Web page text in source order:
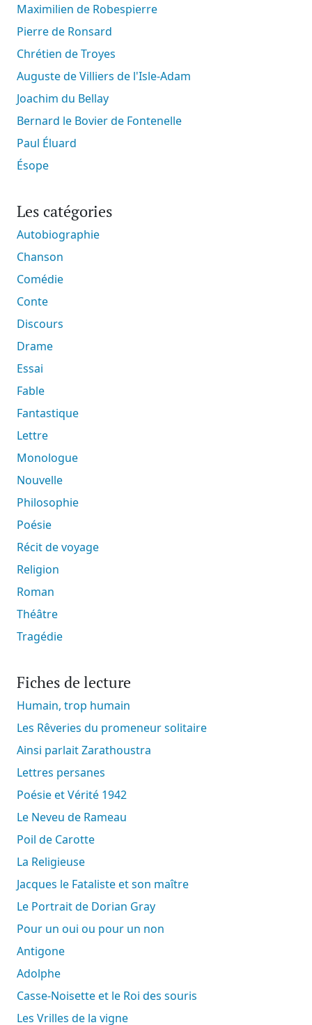
Maximilien de Robespierre
Pierre de Ronsard
Chrétien de Troyes
Auguste de Villiers de l'Isle-Adam
Joachim du Bellay
Bernard le Bovier de Fontenelle
Paul Éluard
Ésope
Les catégories
Autobiographie
Chanson
Comédie
Conte
Discours
Drame
Essai
Fable
Fantastique
Lettre
Monologue
Nouvelle
Philosophie
Poésie
Récit de voyage
Religion
Roman
Théâtre
Tragédie
Fiches de lecture
Humain, trop humain
Les Rêveries du promeneur solitaire
Ainsi parlait Zarathoustra
Lettres persanes
Poésie et Vérité 1942
Le Neveu de Rameau
Poil de Carotte
La Religieuse
Jacques le Fataliste et son maître
Le Portrait de Dorian Gray
Pour un oui ou pour un non
Antigone
Adolphe
Casse-Noisette et le Roi des souris
Les Vrilles de la vigne